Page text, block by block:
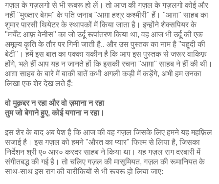
गज़ल के गज़लगो से भी रूबरू हो लें। तो आज की गज़ल के गज़लगो कोई और
नहीं "मुख्तार बेग़म" के पति जनाब "आग़ा हश्र कश्मीरी" हैं। "आग़ा" साहब का
शुमार पारसी थियेटर के स्थापकों में किया जाता है। इन्होंने शेक्सपियर के
"मर्चेंट आफ़ वेनीस" का जो उर्दू रूपांतरण किया था, वह आज भी उर्दू की एक
अमूल्य कॄति के तौर पर गिनी जाती है.. और उस पुस्तक का नाम है "यहूदी की
बेटी"। हमें इस बात का पक्का यकीन है कि आप इस पुस्तक से जरूर वाकिफ़
होंगे, भले हीं आप यह न जानते हों कि इसकी रचना "आग़ा" साहब ने हीं की थी।
आग़ा साहब के बारे में बाकी बातें कभी अगली कड़ी में कड़ेंगे, अभी हम उनका
लिखा एक शेर देख लते हैं:
वो मुक़द्दर न रहा और वो ज़माना न रहा
तुम जो बेगाने हुए, कोई यगाना न रहा।
इस शेर के बाद अब पेश है कि आज की वह गज़ल जिसके लिए हमने यह महफ़िल
सजाई है। इस गज़ल को हमने "औरत का प्यार" फिल्म से लिया है, जिसका
निर्देशन श्री ए० आर० करदर साहब ने किया था। यह गज़ल राग दरबारी में
संगीतबद्ध की गई है। तो चलिए गज़ल की मासूमियत, गज़ल की रूमानियत के
साथ-साथ इस राग की बारीकियों से भी रूबरू हो लिया जाए: